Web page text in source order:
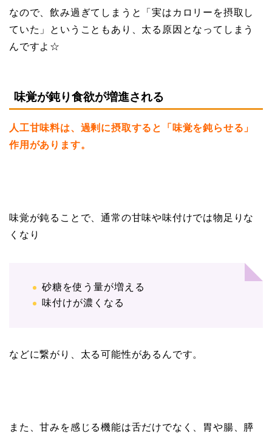
なので、飲み過ぎてしまうと「実はカロリーを摂取し
ていた」ということもあり、太る原因となってしまう
んですよ☆
味覚が鈍り食欲が増進される
人工甘味料は、過剰に摂取すると「味覚を鈍らせる」
作用があります。
味覚が鈍ることで、通常の甘味や味付けでは物足りな
くなり
砂糖を使う量が増える
味付けが濃くなる
などに繋がり、太る可能性があるんです。
また、甘みを感じる機能は舌だけでなく、胃や腸、膵